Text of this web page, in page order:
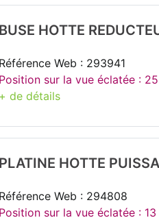
BUSE HOTTE
Référence Web : 293941
Position sur la vue éclatée : 25
+ de détails
PLATINE HOTTE
Référence Web : 294808
Position sur la vue éclatée : 13